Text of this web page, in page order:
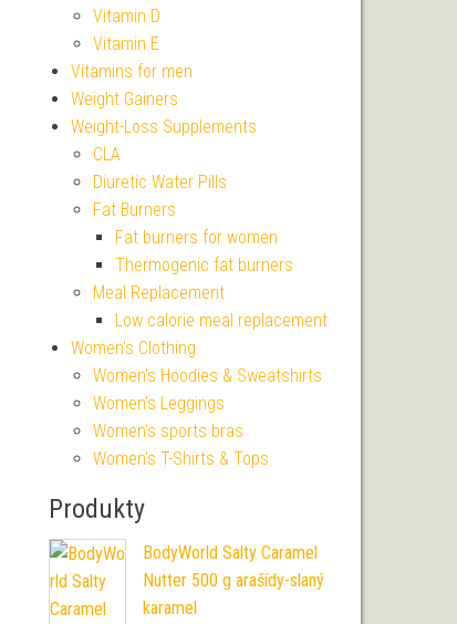
Vitamin D
Vitamin E
Vitamins for men
Weight Gainers
Weight-Loss Supplements
CLA
Diuretic Water Pills
Fat Burners
Fat burners for women
Thermogenic fat burners
Meal Replacement
Low calorie meal replacement
Women's Clothing
Women's Hoodies & Sweatshirts
Women's Leggings
Women's sports bras
Women's T-Shirts & Tops
Produkty
BodyWorld Salty Caramel
Nutter 500 g arašídy-slaný
karamel